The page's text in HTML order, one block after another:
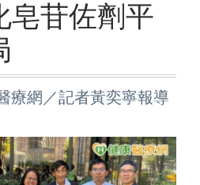
苷佐劑平
療網／記者黃奕寧報導